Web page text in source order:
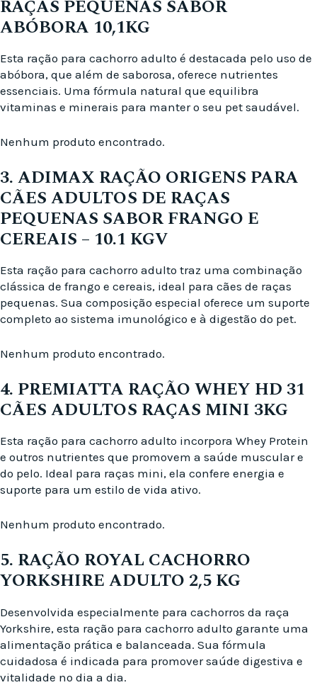
RAÇAS PEQUENAS SABOR
ABÓBORA 10,1KG
Esta ração para cachorro adulto é destacada pelo uso de
abóbora, que além de saborosa, oferece nutrientes
essenciais. Uma fórmula natural que equilibra
vitaminas e minerais para manter o seu pet saudável.
Nenhum produto encontrado.
3. ADIMAX RAÇÃO ORIGENS PARA
CÃES ADULTOS DE RAÇAS
PEQUENAS SABOR FRANGO E
CEREAIS – 10.1 KGV
Esta ração para cachorro adulto traz uma combinação
clássica de frango e cereais, ideal para cães de raças
pequenas. Sua composição especial oferece um suporte
completo ao sistema imunológico e à digestão do pet.
Nenhum produto encontrado.
4. PREMIATTA RAÇÃO WHEY HD 31
CÃES ADULTOS RAÇAS MINI 3KG
Esta ração para cachorro adulto incorpora Whey Protein
e outros nutrientes que promovem a saúde muscular e
do pelo. Ideal para raças mini, ela confere energia e
suporte para um estilo de vida ativo.
Nenhum produto encontrado.
5. RAÇÃO ROYAL CACHORRO
YORKSHIRE ADULTO 2,5 KG
Desenvolvida especialmente para cachorros da raça
Yorkshire, esta ração para cachorro adulto garante uma
alimentação prática e balanceada. Sua fórmula
cuidadosa é indicada para promover saúde digestiva e
vitalidade no dia a dia.